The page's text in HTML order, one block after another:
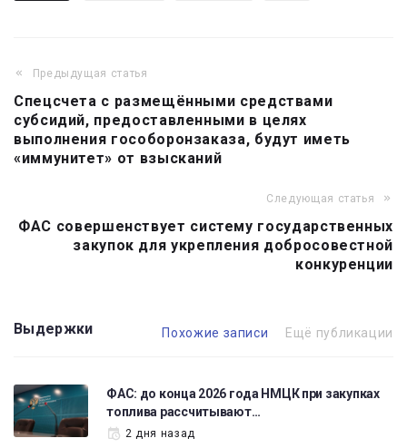
Навигация
по
записям
Предыдущая статья
Спецсчета с размещёнными средствами
субсидий, предоставленными в целях
выполнения гособоронзаказа, будут иметь
«иммунитет» от взысканий
Следующая статья
ФАС совершенствует систему государственных
закупок для укрепления добросовестной
конкуренции
Выдержки Похожие записи Ещё публикации
ФАС: до конца 2026 года НМЦК при закупках
топлива рассчитывают…
2 дня назад